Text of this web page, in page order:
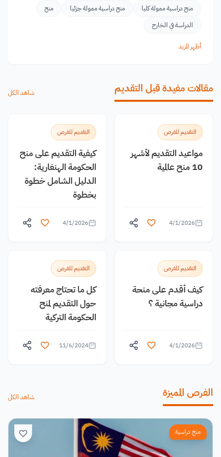
منح دراسية ممولة كليا
منح دراسية ممولة جزئيا
منح
الدراسة في الخارج
أظهر المزيد
مقالات مفيدة قبل التقديم شاهد الكل
التقديم للفرص
مواعيد التقديم لأشهر
10 منح عالمية
4/1/2026
التقديم للفرص
كيفية التقديم على منح
الحكومة الهنغارية:
الدليل الشامل خطوة
بخطوة
4/1/2026
التقديم للفرص
كيف أقدم على منحة
دراسية مجانية ؟
4/1/2026
التقديم للفرص
كل ما تحتاج معرفته
حول التقديم لمنح
الحكومة التركية
11/6/2024
الفرص المميزة شاهد الكل
منح دراسية